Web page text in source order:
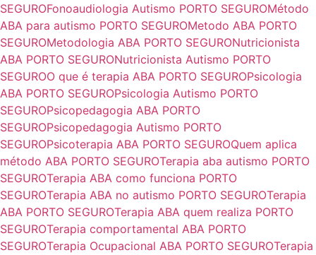
SEGUROFonoaudiologia Autismo PORTO SEGUROMétodo
ABA para autismo PORTO SEGUROMetodo ABA PORTO
SEGUROMetodologia ABA PORTO SEGURONutricionista
ABA PORTO SEGURONutricionista Autismo PORTO
SEGUROO que é terapia ABA PORTO SEGUROPsicologia
ABA PORTO SEGUROPsicologia Autismo PORTO
SEGUROPsicopedagogia ABA PORTO
SEGUROPsicopedagogia Autismo PORTO
SEGUROPsicoterapia ABA PORTO SEGUROQuem aplica
método ABA PORTO SEGUROTerapia aba autismo PORTO
SEGUROTerapia ABA como funciona PORTO
SEGUROTerapia ABA no autismo PORTO SEGUROTerapia
ABA PORTO SEGUROTerapia ABA quem realiza PORTO
SEGUROTerapia comportamental ABA PORTO
SEGUROTerapia Ocupacional ABA PORTO SEGUROTerapia